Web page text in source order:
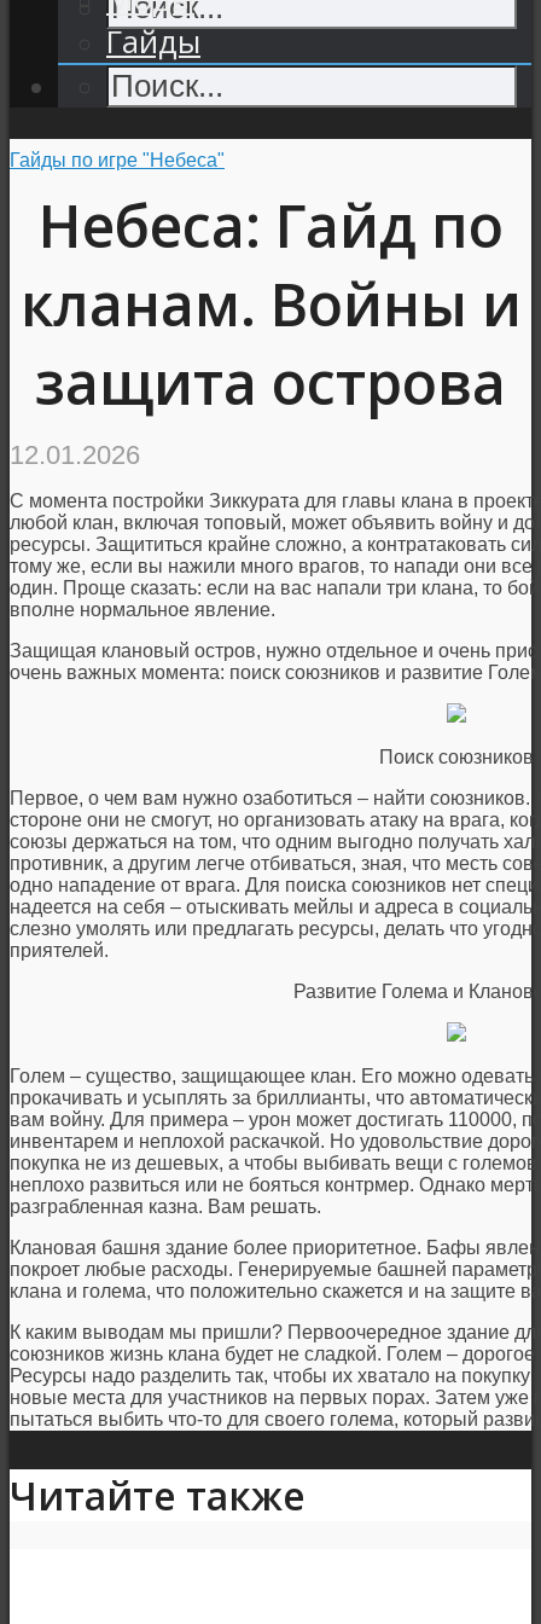
Гайды
Гайды по игре "Небеса"
Небеса: Гайд по
кланам. Войны и
защита острова
12.01.2026
С момента постройки Зиккурата для главы клана в
любой клан, включая топовый, может объявить войну и
ресурсы. Защититься крайне сложно, а контратаковать
тому же, если вы нажили много врагов, то напади они все
один. Проще сказать: если на вас напали три клана, то
вполне нормальное явление.
Защищая клановый остров, нужно отдельное и очень
очень важных момента: поиск союзников и развитие
Поиск союзников
Первое, о чем вам нужно озаботиться – найти союзников.
стороне они не смогут, но организовать атаку на врага,
союзы держаться на том, что одним выгодно получать
противник, а другим легче отбиваться, зная, что месть
одно нападение от врага. Для поиска союзников нет
надеется на себя – отыскивать мейлы и адреса в
слезно умолять или предлагать ресурсы, делать что
приятелей.
Развитие Голема и
Голем – существо, защищающее клан. Его можно
прокачивать и усыплять за бриллианты, что
вам войну. Для примера – урон может достигать
инвентарем и неплохой раскачкой. Но удовольствие
покупка не из дешевых, а чтобы выбивать вещи с големов
неплохо развиться или не бояться контрмер. Однако
разграбленная казна. Вам решать.
Клановая башня здание более приоритетное. Бафы
покроет любые расходы. Генерируемые башней
клана и голема, что положительно скажется и на защите
К каким выводам мы пришли? Первоочередное здание
союзников жизнь клана будет не сладкой. Голем –
Ресурсы надо разделить так, чтобы их хватало на
новые места для участников на первых порах. Затем
пытаться выбить что-то для своего голема, который
Читайте также